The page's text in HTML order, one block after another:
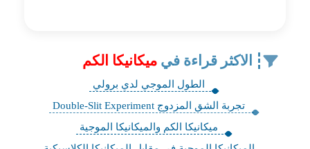
الاكثر قراءة في ميكانيكا الكم
الطول الموجي لدي برولي
تجربة الشق المزدوج Double-Slit Experiment
ميكانيكا الكم والميكانيكا الموجية